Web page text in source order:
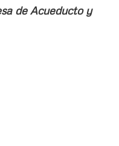
de Acueducto y